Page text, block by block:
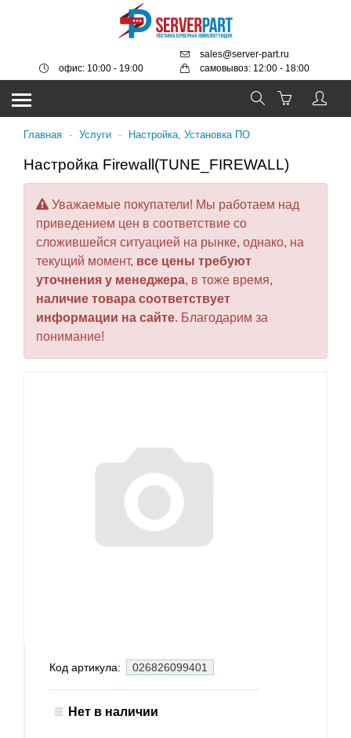
sales@server-part.ru
самовывоз: 12:00 - 18:00
офис: 10:00 - 19:00
Главная - Услуги - Настройка, Установка ПО
Настройка Firewall(TUNE_FIREWALL)
Уважаемые покупатели! Мы работаем над
приведением цен в соответствие со
сложившейся ситуацией на рынке, однако, на
текущий момент, все цены требуют
уточнения у менеджера, в тоже время,
наличие товара соответствует
информации на сайте. Благодарим за
понимание!
Код артикула: 026826099401
Нет в наличии